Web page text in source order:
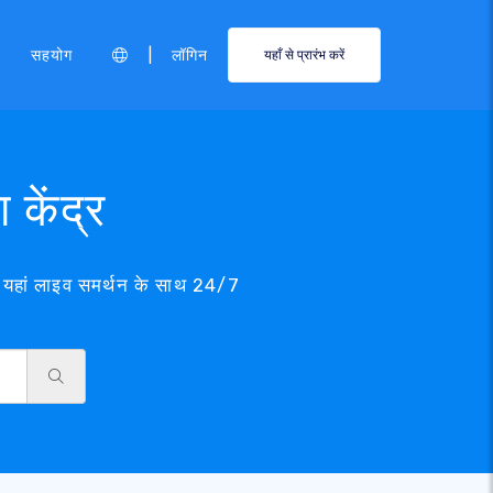
सहयोग लॉगिन यहाँ से प्रारंभ करें
केंद्र
लाइव समर्थन के साथ 24/7